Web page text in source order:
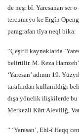
de neşr bî. Yaresanan ser
tercumeyo ke Ergîn
paragrafan tîya neql bika:
“Çeşitli kaynaklarda
belirtilir. M. Reza
‘Yaresan’ adının 19.
tarafından kullanıldığı
dışa yönelik ilişkilerde bu
Merkezli Kürt Aleviliğ,
“ ‘Yaresan’, Ehl-î Heqq